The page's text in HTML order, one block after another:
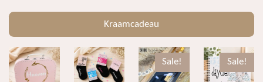
Kraamcadeau
Sale! Sale!